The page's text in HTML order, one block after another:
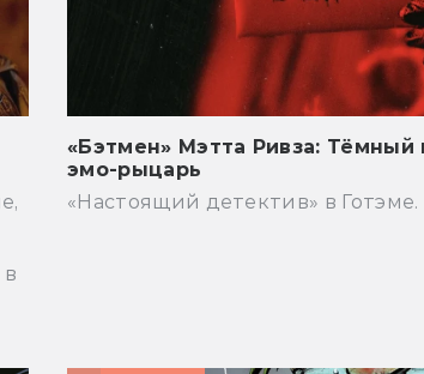
«Бэтмен» Мэтта Ривза: Тёмный
эмо-рыцарь
«Настоящий детектив» в Готэме.